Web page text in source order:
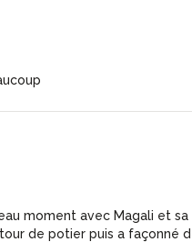
moment avec Magali et sa
de potier puis a façonné